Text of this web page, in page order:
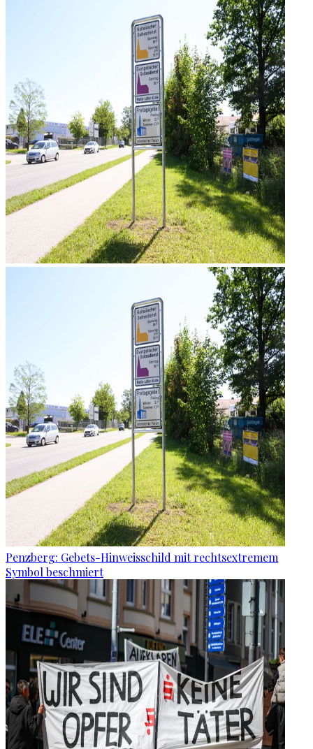
Penzberg: Gebets-Hinweisschild mit rechtsextremem
Symbol beschmiert